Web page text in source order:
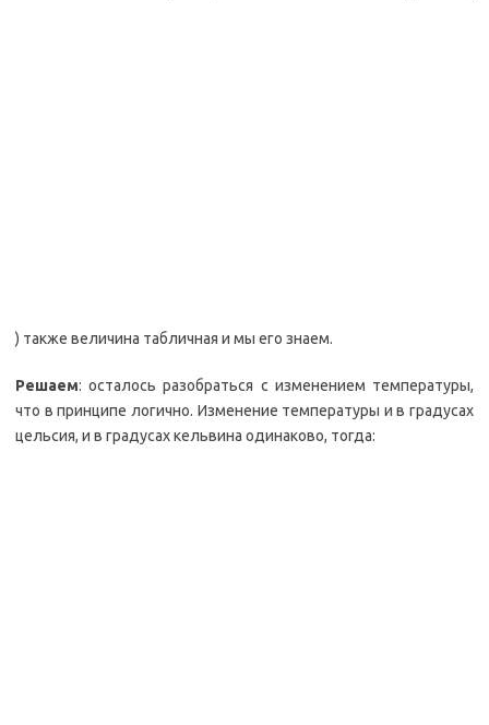
) также величина табличная и мы его знаем.
Решаем: осталось разобраться с изменением температуры,
что в принципе логично. Изменение температуры и в градусах
цельсия, и в градусах кельвина одинаково, тогда: